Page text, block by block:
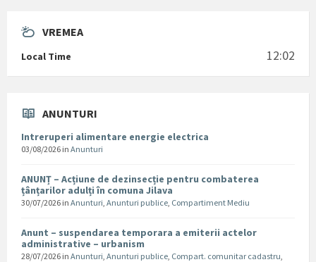
VREMEA
Local Time 12:02
ANUNTURI
Intreruperi alimentare energie electrica
03/08/2026 in Anunturi
ANUNȚ – Acțiune de dezinsecție pentru combaterea
țânțarilor adulți în comuna Jilava
30/07/2026 in Anunturi, Anunturi publice, Compartiment Mediu
Anunt – suspendarea temporara a emiterii actelor
administrative – urbanism
28/07/2026 in Anunturi, Anunturi publice, Compart. comunitar cadastru,